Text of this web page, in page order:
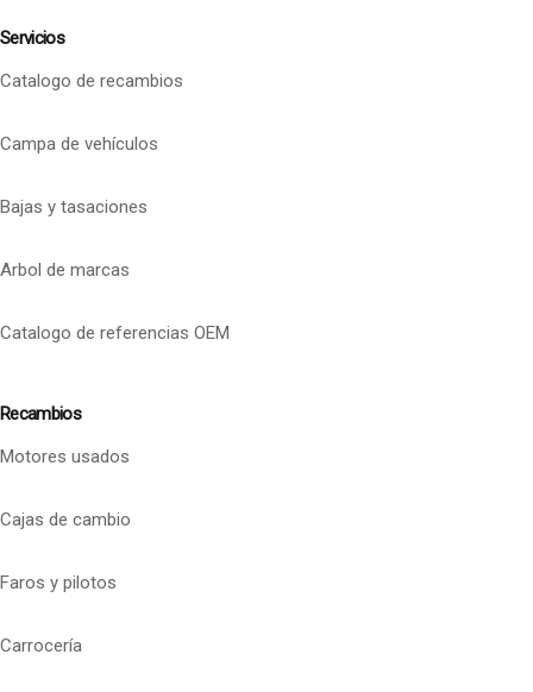
Servicios
Catalogo de recambios
Campa de vehículos
Bajas y tasaciones
Arbol de marcas
Catalogo de referencias OEM
Recambios
Motores usados
Cajas de cambio
Faros y pilotos
Carrocería